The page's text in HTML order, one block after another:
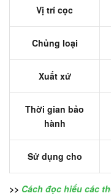
Vị trí cọc
Chủng loại
Xuất xứ
Thời gian bảo
hành
Sử dụng cho
>> Cách đọc hiểu các